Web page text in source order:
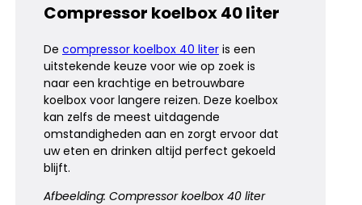
Compressor koelbox 40 liter
De compressor koelbox 40 liter is een
uitstekende keuze voor wie op zoek is
naar een krachtige en betrouwbare
koelbox voor langere reizen. Deze koelbox
kan zelfs de meest uitdagende
omstandigheden aan en zorgt ervoor dat
uw eten en drinken altijd perfect gekoeld
blijft.
Afbeelding: Compressor koelbox 40 liter